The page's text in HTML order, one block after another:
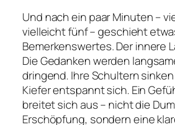
Und nach ein paar Minuten –
vielleicht fünf – geschieht
Bemerkenswertes. Der innere
Die Gedanken werden
dringend. Ihre Schultern
Kiefer entspannt sich. Ein
breitet sich aus – nicht die
Erschöpfung, sondern eine